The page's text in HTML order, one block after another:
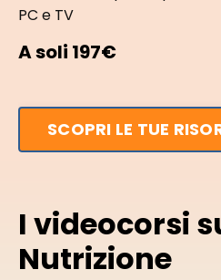
PC e TV
A soli 197€
SCOPRI LE TUE
I videocorsi
Nutrizione